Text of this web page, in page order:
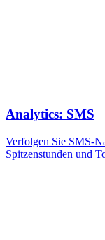
Analytics: SMS
Verfolgen Sie SMS-
Spitzenstunden und